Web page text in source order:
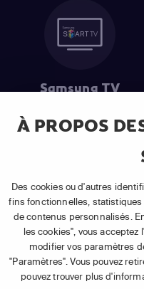
À PROPOS
Des cookies ou d'autres
fins fonctionnelles,
de contenus personnalisés.
les cookies", vous acceptez
modifier vos paramètres
"Paramètres". Vous pouvez
pouvez trouver plus
Samsung TV
souscription à un
(2) Prix de l'abonnement :
uniques d'activation, hors
(3) Restart & Replay:Voir